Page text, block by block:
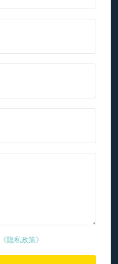
《隐私政策》